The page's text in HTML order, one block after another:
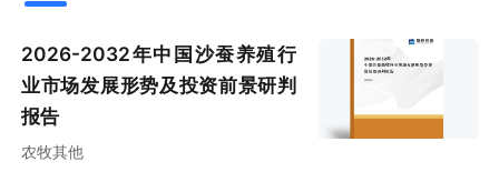
2026-2032年中国沙蚕养殖行
业市场发展形势及投资前景研判
报告
农牧其他